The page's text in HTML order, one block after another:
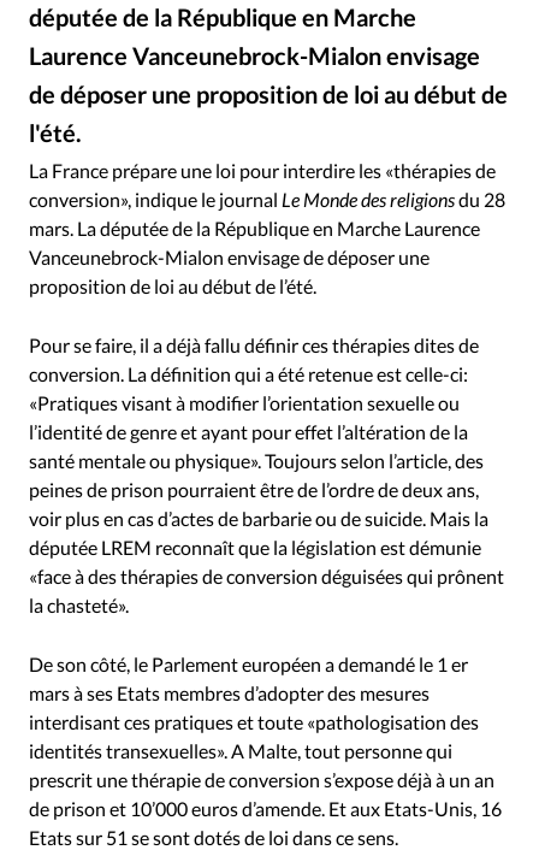
RUBRIQUES
Toute l'actualité Bible Culture
Eglises
Histoire Laicité
Liberté religieuse
Mission
Monde People Politique
Religions
Société
députée de la République en Marche
Laurence Vanceunebrock-Mialon envisage
de déposer une proposition de loi au début de
l'été.
La France prépare une loi pour interdire les «thérapies de
conversion», indique le journal Le Monde des religionsdu 28
mars. La députée de la République en Marche Laurence
Vanceunebrock-Mialon envisage de déposer une
proposition de loi au début de l’été.
Pour se faire, il a déjà fallu définir ces thérapies dites de
conversion. La définition qui a été retenue est celle-ci:
«Pratiques visant à modifier l’orientation sexuelle ou
l’identité de genre et ayant pour effet l’altération de la
santé mentale ou physique». Toujours selon l’article, des
peines de prison pourraient être de l’ordre de deux ans,
voir plus en cas d’actes de barbarie ou de suicide. Mais la
députée LREM reconnaît que la législation est démunie
«face à des thérapies de conversion déguisées qui prônent
la chasteté».
De son côté, le Parlement européen a demandé le 1 er
mars à ses Etats membres d’adopter des mesures
interdisant ces pratiques et toute «pathologisation des
identités transexuelles». A Malte, tout personne qui
prescrit une thérapie de conversion s’expose déjà à un an
de prison et 10’000 euros d’amende. Et aux Etats-Unis, 16
Etats sur 51 se sont dotés de loi dans ce sens.